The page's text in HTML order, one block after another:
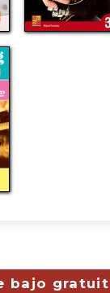
bajo